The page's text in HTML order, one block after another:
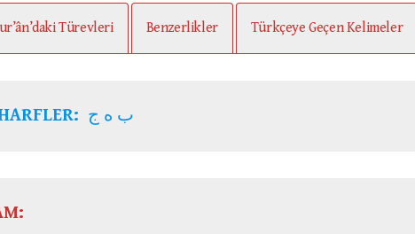
Türevleri Benzerlikler Türkçeye Geçen Kelimeler
ب ه ج